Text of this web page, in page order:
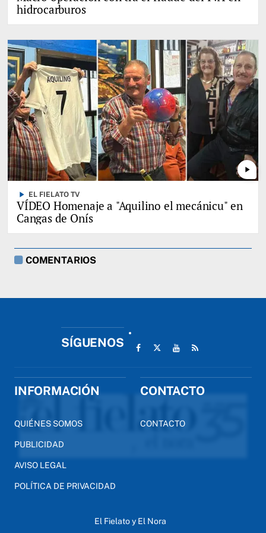
hidrocarburos
play_arrow
play_arrow EL FIELATO TV
VÍDEO Homenaje a "Aquilino el mecánicu" en
Cangas de Onís
COMENTARIOS
SÍGUENOS
INFORMACIÓN
QUIÉNES SOMOS
PUBLICIDAD
AVISO LEGAL
POLÍTICA DE PRIVACIDAD
CONTACTO
CONTACTO
El Fielato y El Nora